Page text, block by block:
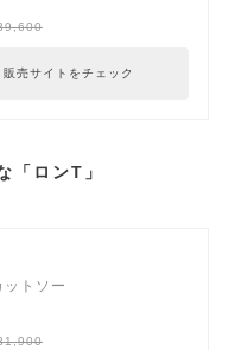
販売サイトをチェック
「ロンT」
トソー